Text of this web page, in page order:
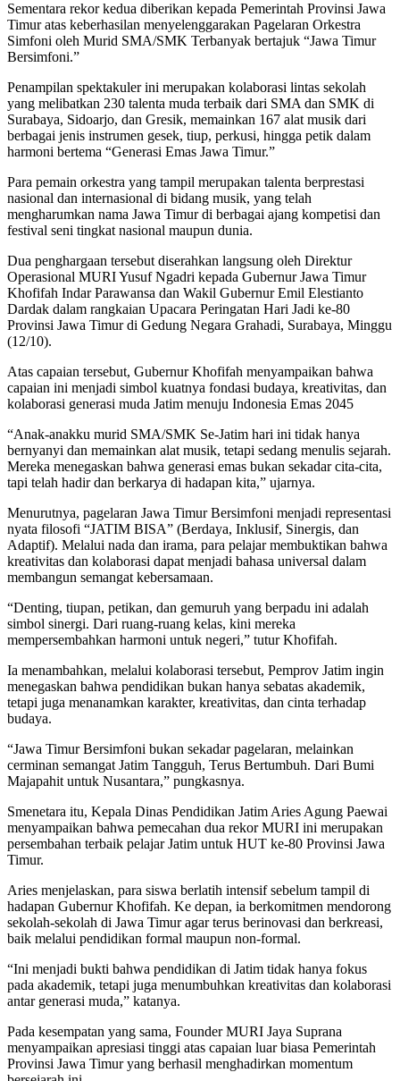
Sementara rekor kedua diberikan kepada Pemerintah Provinsi Jawa
Timur atas keberhasilan menyelenggarakan Pagelaran Orkestra
Simfoni oleh Murid SMA/SMK Terbanyak bertajuk “Jawa Timur
Bersimfoni.”
Penampilan spektakuler ini merupakan kolaborasi lintas sekolah
yang melibatkan 230 talenta muda terbaik dari SMA dan SMK di
Surabaya, Sidoarjo, dan Gresik, memainkan 167 alat musik dari
berbagai jenis instrumen gesek, tiup, perkusi, hingga petik dalam
harmoni bertema “Generasi Emas Jawa Timur.”
Para pemain orkestra yang tampil merupakan talenta berprestasi
nasional dan internasional di bidang musik, yang telah
mengharumkan nama Jawa Timur di berbagai ajang kompetisi dan
festival seni tingkat nasional maupun dunia.
Dua penghargaan tersebut diserahkan langsung oleh Direktur
Operasional MURI Yusuf Ngadri kepada Gubernur Jawa Timur
Khofifah Indar Parawansa dan Wakil Gubernur Emil Elestianto
Dardak dalam rangkaian Upacara Peringatan Hari Jadi ke-80
Provinsi Jawa Timur di Gedung Negara Grahadi, Surabaya, Minggu
(12/10).
Atas capaian tersebut, Gubernur Khofifah menyampaikan bahwa
capaian ini menjadi simbol kuatnya fondasi budaya, kreativitas, dan
kolaborasi generasi muda Jatim menuju Indonesia Emas 2045
“Anak-anakku murid SMA/SMK Se-Jatim hari ini tidak hanya
bernyanyi dan memainkan alat musik, tetapi sedang menulis sejarah.
Mereka menegaskan bahwa generasi emas bukan sekadar cita-cita,
tapi telah hadir dan berkarya di hadapan kita,” ujarnya.
Menurutnya, pagelaran Jawa Timur Bersimfoni menjadi representasi
nyata filosofi “JATIM BISA” (Berdaya, Inklusif, Sinergis, dan
Adaptif). Melalui nada dan irama, para pelajar membuktikan bahwa
kreativitas dan kolaborasi dapat menjadi bahasa universal dalam
membangun semangat kebersamaan.
“Denting, tiupan, petikan, dan gemuruh yang berpadu ini adalah
simbol sinergi. Dari ruang-ruang kelas, kini mereka
mempersembahkan harmoni untuk negeri,” tutur Khofifah.
Ia menambahkan, melalui kolaborasi tersebut, Pemprov Jatim ingin
menegaskan bahwa pendidikan bukan hanya sebatas akademik,
tetapi juga menanamkan karakter, kreativitas, dan cinta terhadap
budaya.
“Jawa Timur Bersimfoni bukan sekadar pagelaran, melainkan
cerminan semangat Jatim Tangguh, Terus Bertumbuh. Dari Bumi
Majapahit untuk Nusantara,” pungkasnya.
Smenetara itu, Kepala Dinas Pendidikan Jatim Aries Agung Paewai
menyampaikan bahwa pemecahan dua rekor MURI ini merupakan
persembahan terbaik pelajar Jatim untuk HUT ke-80 Provinsi Jawa
Timur.
Aries menjelaskan, para siswa berlatih intensif sebelum tampil di
hadapan Gubernur Khofifah. Ke depan, ia berkomitmen mendorong
sekolah-sekolah di Jawa Timur agar terus berinovasi dan berkreasi,
baik melalui pendidikan formal maupun non-formal.
“Ini menjadi bukti bahwa pendidikan di Jatim tidak hanya fokus
pada akademik, tetapi juga menumbuhkan kreativitas dan kolaborasi
antar generasi muda,” katanya.
Pada kesempatan yang sama, Founder MURI Jaya Suprana
menyampaikan apresiasi tinggi atas capaian luar biasa Pemerintah
Provinsi Jawa Timur yang berhasil menghadirkan momentum